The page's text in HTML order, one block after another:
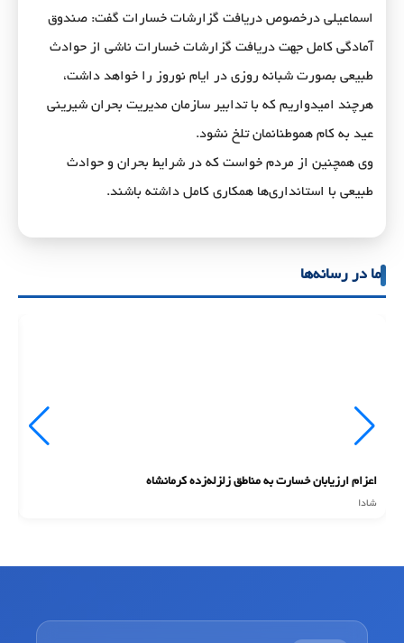
اسماعیلی درخصوص دریافت گزارشات خسارات گفت: صندوق
آمادگی کامل جهت دریافت گزارشات خسارات ناشی از حوادث
طبیعی بصورت شبانه روزی در ایام نوروز را خواهد داشت،
هرچند امیدواریم که با تدابیر سازمان مدیریت بحران شیرینی
عید به کام هموطنانمان تلخ نشود.
وی همچنین از مردم خواست که در شرایط بحران و حوادث
طبیعی با استانداری‌ها همکاری کامل داشته باشند.
ما در رسانه‌ها
اعزام ارزیابان خسارت به مناطق زلزله‌زده کرمانشاه
شادا